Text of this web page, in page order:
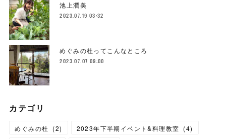
池上潤美
2023.07.19 03:32
めぐみの杜ってこんなところ
2023.07.07 09:00
カテゴリ
めぐみの杜 (2) 2023年下半期イベント&料理教室 (4)